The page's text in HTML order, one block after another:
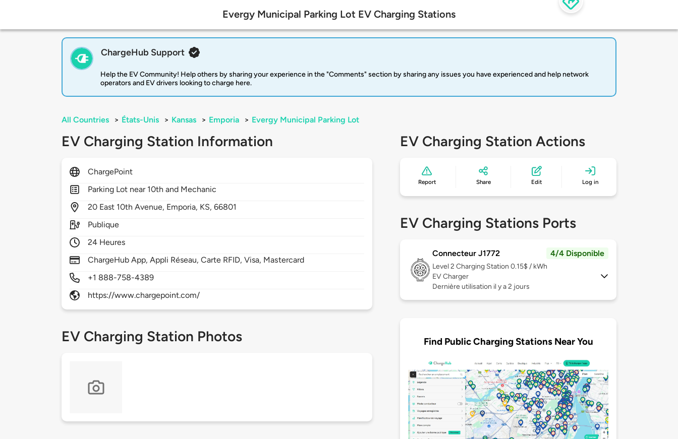
Evergy Municipal Parking Lot EV Charging Stations
ChargeHub Support
Help the EV Community! Help others by sharing your experience in the "Comments" section by sharing any issues you have experienced and help network
operators and EV drivers looking to charge here.
All Countries > États-Unis > Kansas > Emporia > Evergy Municipal Parking Lot
EV Charging Station Information
ChargePoint
Parking Lot near 10th and Mechanic
20 East 10th Avenue, Emporia, KS,66801
Publique
24 Heures
ChargeHub App, Appli Réseau, Carte RFID, Visa, Mastercard
+1 888-758-4389
https://www.chargepoint.com/
EV Charging Station Photos
EV Charging Station Actions
Report Share Edit Log in
EV Charging Stations Ports
Connecteur J1772 4/4 Disponible
Level 2 Charging Station 0.15$ / kWh
EV Charger
Dernière utilisation il y a 2 jours
Find Public Charging Stations Near You